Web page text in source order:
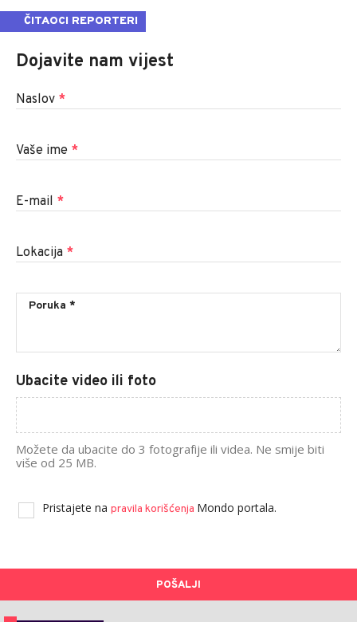
ČITAOCI REPORTERI
Dojavite nam vijest
Naslov *
Vaše ime *
E-mail *
Lokacija *
Ubacite video ili foto
Možete da ubacite do 3 fotografije ili videa. Ne smije biti
više od 25 MB.
Pristajete na pravila korišćenja Mondo portala.
POŠALJI